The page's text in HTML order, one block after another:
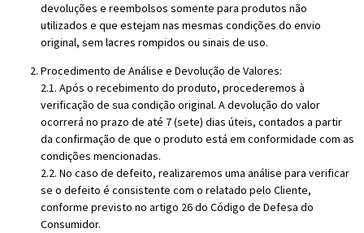
devoluções e reembolsos somente para produtos não
utilizados e que estejam nas mesmas condições do envio
original, sem lacres rompidos ou sinais de uso.
Procedimento de Análise e Devolução de Valores:
2.1. Após o recebimento do produto, procederemos à
verificação de sua condição original. A devolução do valor
ocorrerá no prazo de até 7 (sete) dias úteis, contados a partir
da confirmação de que o produto está em conformidade com as
condições mencionadas.
2.2. No caso de defeito, realizaremos uma análise para verificar
se o defeito é consistente com o relatado pelo Cliente,
conforme previsto no artigo 26 do Código de Defesa do
Consumidor.